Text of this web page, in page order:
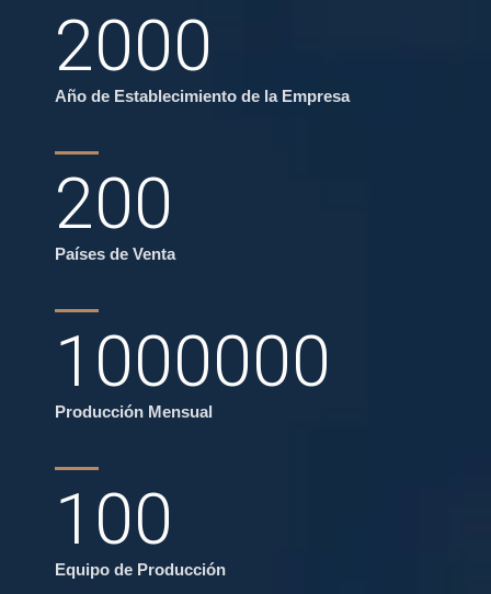
2000
Año de Establecimiento de la Empresa
200
Países de Venta
1000000
Producción Mensual
100
Equipo de Producción